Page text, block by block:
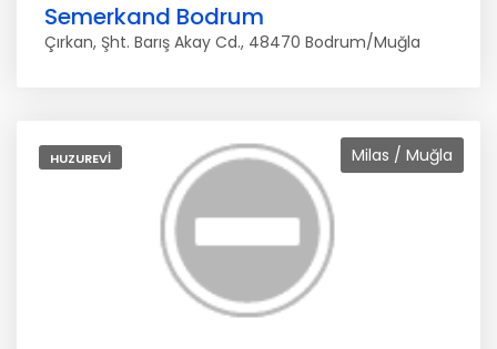
Semerkand Bodrum
Çırkan, Şht. Barış Akay Cd., 48470 Bodrum/Muğla
Milas / Muğla
HUZUREVI